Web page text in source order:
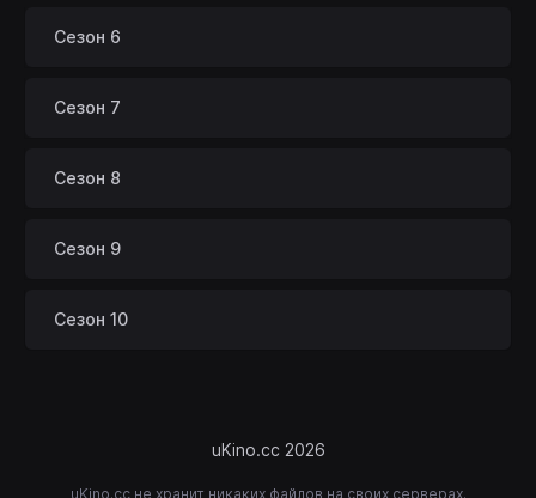
Сезон 6
Сезон 7
Сезон 8
Сезон 9
Сезон 10
uKino.cc 2026
uKino.cc не хранит никаких файлов на своих серверах.